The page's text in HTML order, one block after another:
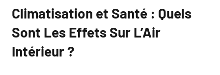
Climatisation et Santé : Quels
Sont Les Effets Sur L’Air
Intérieur ?